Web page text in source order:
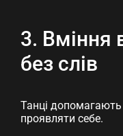
3. Вміння
без слів
Танці допомагають
проявляти себе.